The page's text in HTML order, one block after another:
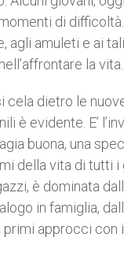
di
agli amuleti e ai
la vita.
cela dietro le
è evidente. E’
buona, una
della vita di tutti i
è dominata
in famiglia,
primi approcci con